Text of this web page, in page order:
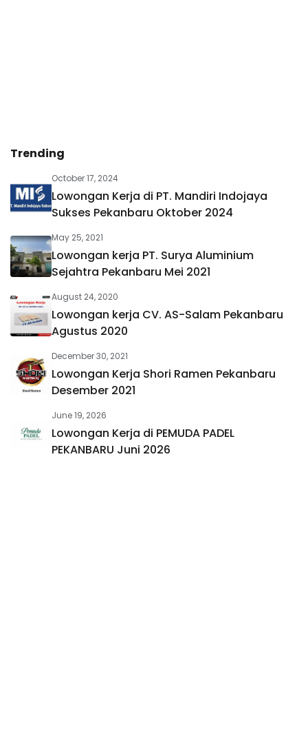
Trending
October 17, 2024
Lowongan Kerja di PT. Mandiri Indojaya
Sukses Pekanbaru Oktober 2024
May 25, 2021
Lowongan kerja PT. Surya Aluminium
Sejahtra Pekanbaru Mei 2021
August 24, 2020
Lowongan kerja CV. AS-Salam Pekanbaru
Agustus 2020
December 30, 2021
Lowongan Kerja Shori Ramen Pekanbaru
Desember 2021
June 19, 2026
Lowongan Kerja di PEMUDA PADEL
PEKANBARU Juni 2026